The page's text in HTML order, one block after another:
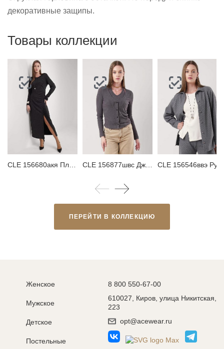
декоративные защипы.
Товары коллекции
ПЕРЕЙТИ В КОЛЛЕКЦИЮ
Женское
Мужское
Детское
Постельные
8 800 550-67-00
610027, Киров, улица Никитская,
223
opt@acewear.ru